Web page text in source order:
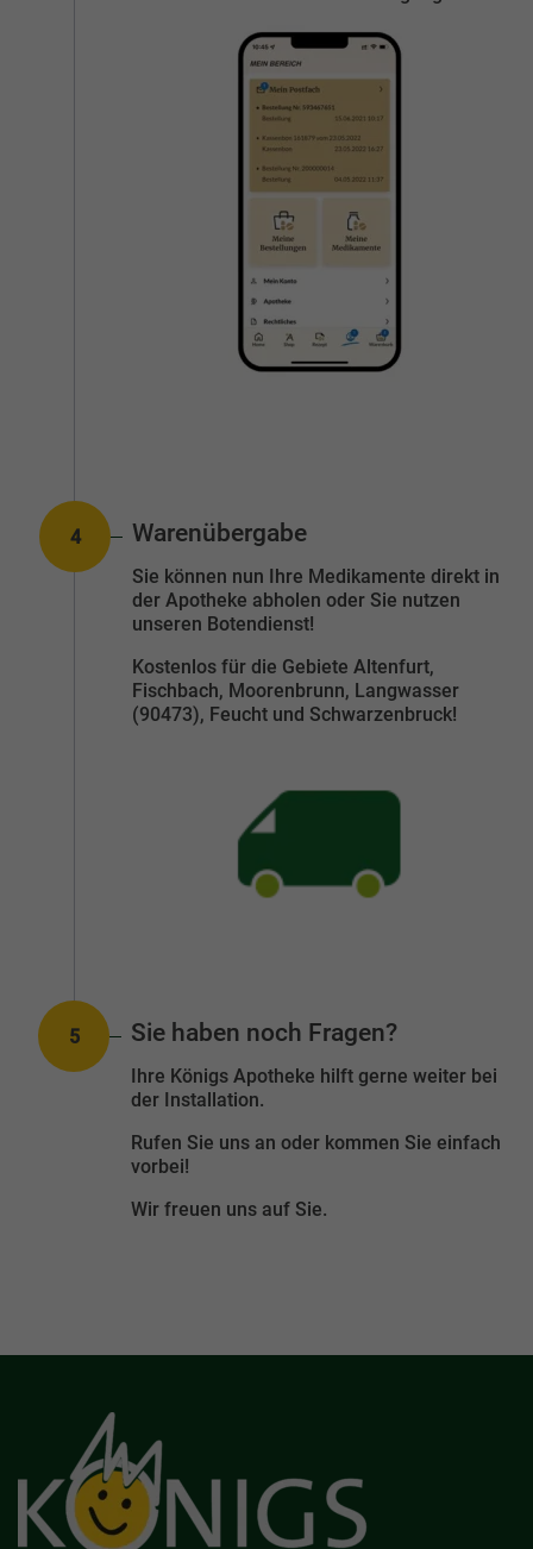
Nummer:
4 Warenübergabe
Sie können nun Ihre Medikamente direkt in
der Apotheke abholen oder Sie nutzen
unseren Botendienst!
Kostenlos für die Gebiete Altenfurt,
Fischbach, Moorenbrunn, Langwasser
(90473), Feucht und Schwarzenbruck!
Nummer:
5 Sie haben noch Fragen?
Ihre Königs Apotheke hilft gerne weiter bei
der Installation.
Rufen Sie uns an oder kommen Sie einfach
vorbei!
Wir freuen uns auf Sie.